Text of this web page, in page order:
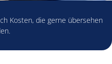
Kosten, die gerne übersehen